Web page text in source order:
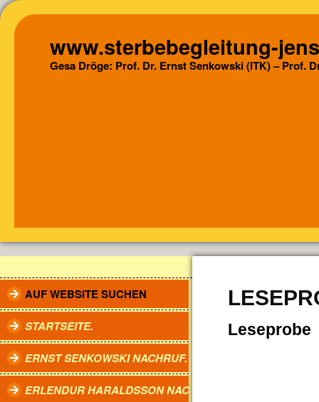
www.sterbebegleitung-
Gesa Dröge: Prof. Dr. Ernst Senkowski (ITK) – Prof.
AUF WEBSITE SUCHEN
STARTSEITE.
ERNST SENKOWSKI NACHRUF.
ERLENDUR HARALDSSON NACHRUF.
Leseprobe